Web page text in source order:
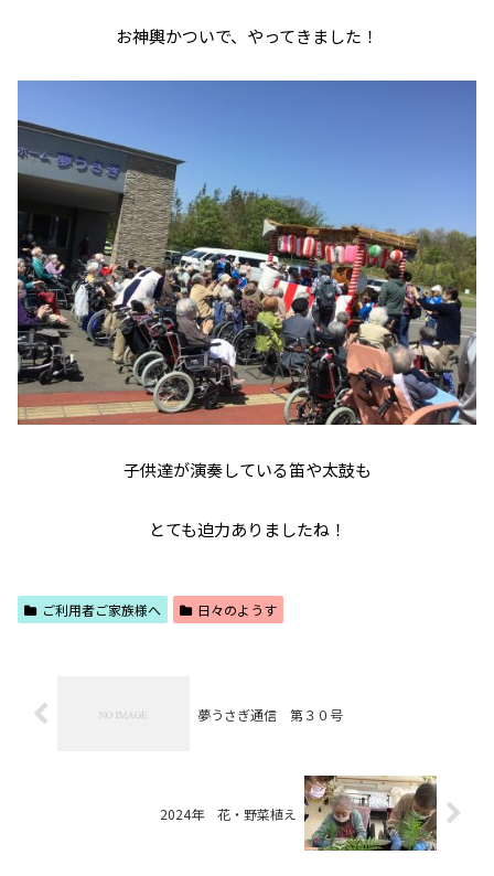
お神輿かついで、やってきました！
子供達が演奏している笛や太鼓も
とても迫力ありましたね！
ご利用者ご家族様へ 日々のようす
夢うさぎ通信 第３０号
2024年 花・野菜植え